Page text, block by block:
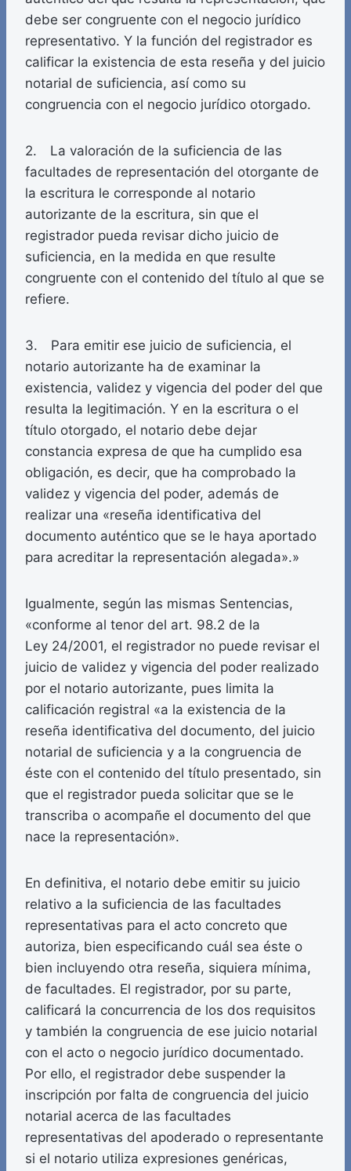
debe ser congruente con el negocio jurídico
representativo. Y la función del registrador es
calificar la existencia de esta reseña y del juicio
notarial de suficiencia, así como su
congruencia con el negocio jurídico otorgado.
2. La valoración de la suficiencia de las
facultades de representación del otorgante de
la escritura le corresponde al notario
autorizante de la escritura, sin que el
registrador pueda revisar dicho juicio de
suficiencia, en la medida en que resulte
congruente con el contenido del título al que se
refiere.
3. Para emitir ese juicio de suficiencia, el
notario autorizante ha de examinar la
existencia, validez y vigencia del poder del que
resulta la legitimación. Y en la escritura o el
título otorgado, el notario debe dejar
constancia expresa de que ha cumplido esa
obligación, es decir, que ha comprobado la
validez y vigencia del poder, además de
realizar una «reseña identificativa del
documento auténtico que se le haya aportado
para acreditar la representación alegada».»
Igualmente, según las mismas Sentencias,
«conforme al tenor del art. 98.2 de la
Ley 24/2001, el registrador no puede revisar el
juicio de validez y vigencia del poder realizado
por el notario autorizante, pues limita la
calificación registral «a la existencia de la
reseña identificativa del documento, del juicio
notarial de suficiencia y a la congruencia de
éste con el contenido del título presentado, sin
que el registrador pueda solicitar que se le
transcriba o acompañe el documento del que
nace la representación».
En definitiva, el notario debe emitir su juicio
relativo a la suficiencia de las facultades
representativas para el acto concreto que
autoriza, bien especificando cuál sea éste o
bien incluyendo otra reseña, siquiera mínima,
de facultades. El registrador, por su parte,
calificará la concurrencia de los dos requisitos
y también la congruencia de ese juicio notarial
con el acto o negocio jurídico documentado.
Por ello, el registrador debe suspender la
inscripción por falta de congruencia del juicio
notarial acerca de las facultades
representativas del apoderado o representante
si el notario utiliza expresiones genéricas,